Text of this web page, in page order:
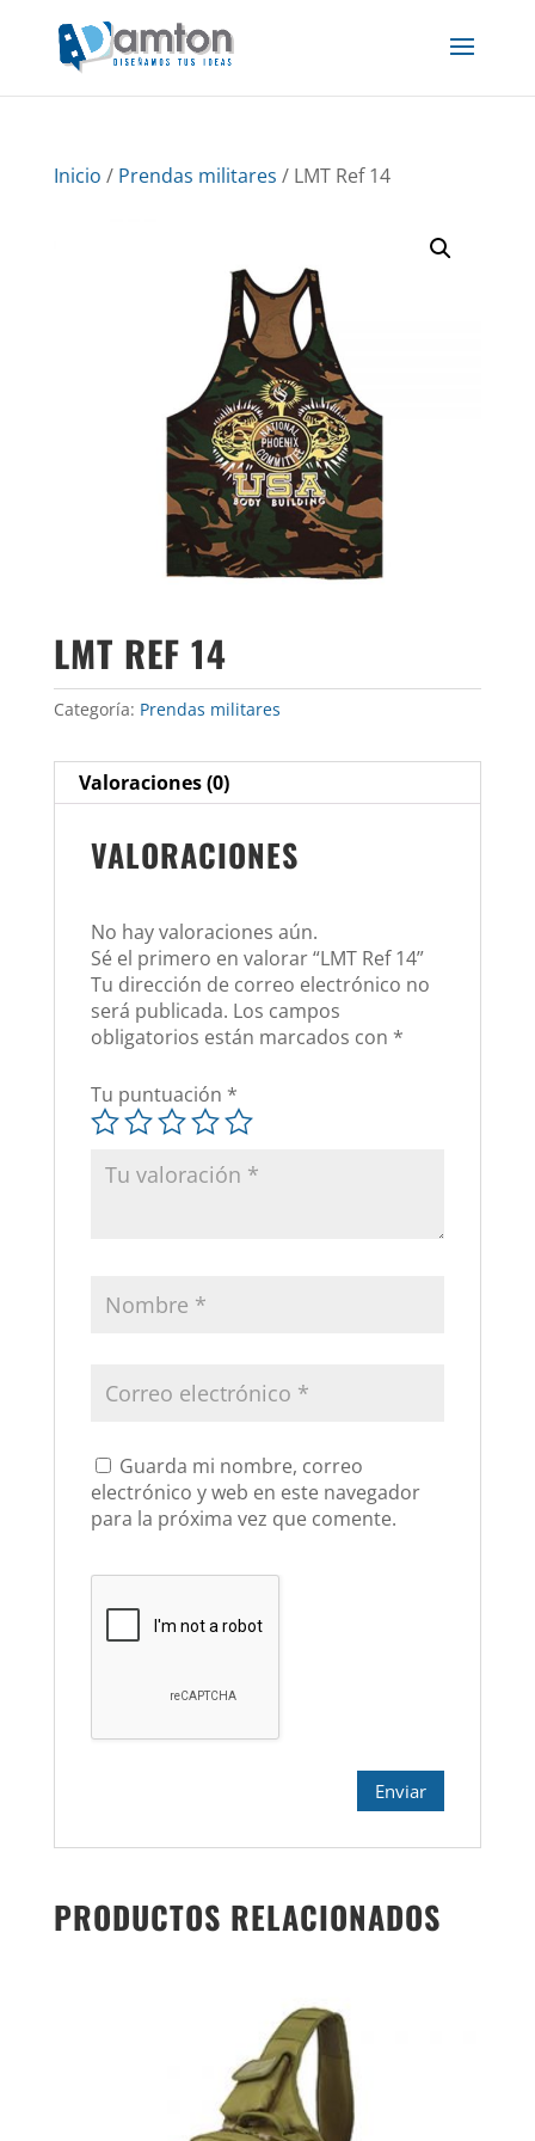
Inicio / Prendas militares / LMT Ref 14
LMT REF 14
Categoría: Prendas militares
Valoraciones (0)
VALORACIONES
No hay valoraciones aún.
Sé el primero en valorar “LMT Ref 14”
Tu dirección de correo electrónico no
será publicada. Los campos
obligatorios están marcados con *
Tu puntuación *
Guarda mi nombre, correo
electrónico y web en este navegador
para la próxima vez que comente.
PRODUCTOS RELACIONADOS